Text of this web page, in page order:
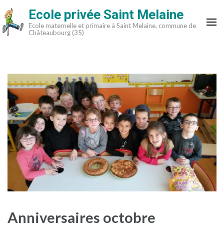
Aller
au
contenu
Ecole privée Saint Melaine
Ecole maternelle et primaire à Saint Melaine, commune de
Châteaubourg (35)
Anniversaires octobre